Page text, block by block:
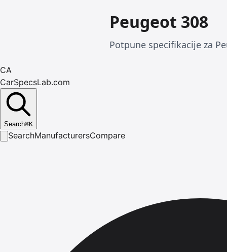
Peugeot 308
Potpune specifikacije za
CA
CarSpecsLab.com
Search⌘K
SearchManufacturersCompare